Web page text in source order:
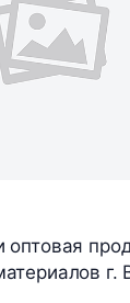
оптовая
г.